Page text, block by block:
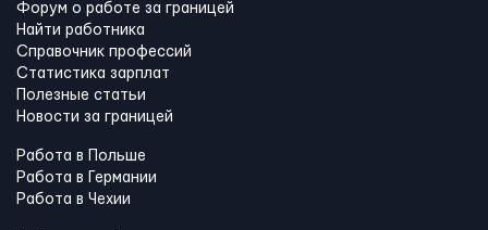
Форум о работе за границей
Найти работника
Справочник профессий
Статистика зарплат
Полезные статьи
Новости за границей
Работа в Польше
Работа в Германии
Работа в Чехии